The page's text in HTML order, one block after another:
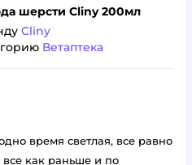
шерсти Cliny 200мл
Cliny
Ветаптека
время светлая, все равно
все как раньше и по